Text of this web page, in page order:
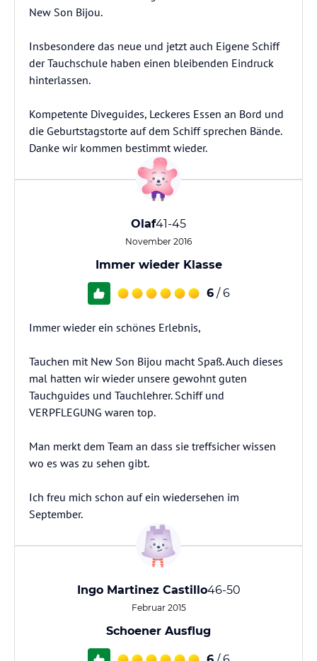
New Son Bijou.
Insbesondere das neue und jetzt auch Eigene Schiff
der Tauchschule haben einen bleibenden Eindruck
hinterlassen.
Kompetente Diveguides, Leckeres Essen an Bord und
die Geburtstagstorte auf dem Schiff sprechen Bände.
Danke wir kommen bestimmt wieder.
Olaf41-45
November 2016
Immer wieder Klasse
6 / 6
Immer wieder ein schönes Erlebnis,
Tauchen mit New Son Bijou macht Spaß. Auch dieses
mal hatten wir wieder unsere gewohnt guten
Tauchguides und Tauchlehrer. Schiff und
VERPFLEGUNG waren top.
Man merkt dem Team an dass sie treffsicher wissen
wo es was zu sehen gibt.
Ich freu mich schon auf ein wiedersehen im
September.
Ingo Martinez Castillo46-50
Februar 2015
Schoener Ausflug